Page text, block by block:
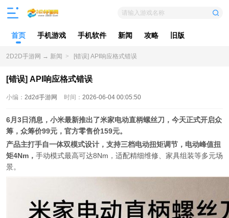
请输入游戏名称
首页 手机游戏 手机软件 新闻 攻略 旧版
2D2D手游网 → 新闻 > [错误] API响应格式错误
[错误] API响应格式错误
小编： 2d2d手游网 时间： 2026-06-04 00:05:50
6月3日消息，小米最新推出了米家电动直柄螺丝刀，今天正式开启众
筹，众筹价99元，官方零售价159元。
产品主打手自一体双模式设计，支持三档电动扭矩调节，电动峰值扭
矩4Nm， 手动模式最高可达8Nm，适配精细维修、家具组装等多元场
景。